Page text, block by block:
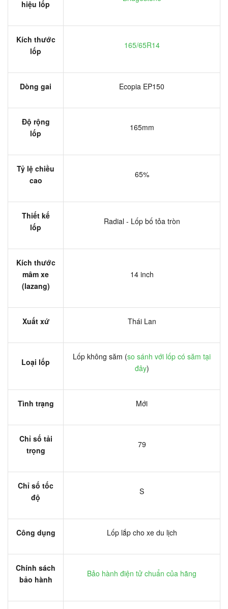
hiệu lốp
Kích thước
lốp
165/65R14
Dòng gai Ecopia EP150
Độ rộng
lốp
165mm
Tỷ lệ chiều
cao
65%
Thiết kế
lốp
Radial - Lốp bố tỏa tròn
Kích thước
mâm xe
(lazang)
14 inch
Xuất xứ Thái Lan
Loại lốp
Lốp không săm (so sánh với lốp có săm tại
đây)
Tình trạng Mới
Chỉ số tải
trọng
79
Chỉ số tốc
độ
S
Công dụng Lốp lắp cho xe du lịch
Chính sách
bảo hành
Bảo hành điện tử chuẩn của hãng